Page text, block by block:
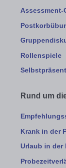
Assessment-
Rollenspiele
Rund um
Krank in der
Urlaub in der